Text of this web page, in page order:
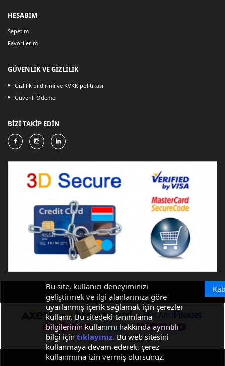
HESABIM
Sepetim
Favorilerim
GÜVENLİK VE GİZLİLİK
Gizlilik bildirimi ve KVKK politikası
Güvenli Ödeme
BİZİ TAKİP EDİN
© 2021 FRM OTOMASYON | TÜM HAKLARI SAKLIDIR.
Bu site, kullanıcı deneyiminizi
geliştirmek ve ilgi alanlarınıza göre
uyarlanmış içerik sağlamak için çerezler
kullanır. Bu sitedeki tanımlama
bilgilerinin kullanımı hakkında ayrıntılı
bilgi için tıklayınız.Bu web sitesini
kullanmaya devam ederek, çerez
kullanımına izin vermiş olursunuz.